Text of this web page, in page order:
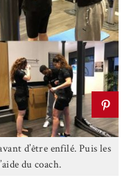
d’être enfilé. Puis les
du coach.